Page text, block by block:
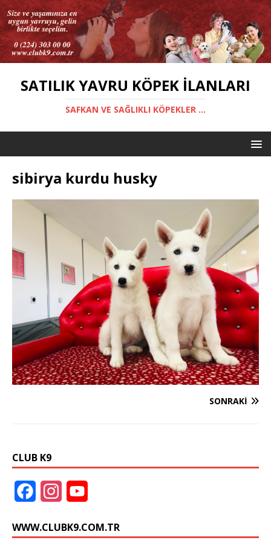
SATILIK YAVRU KÖPEK İLANLARI
SAFKAN VE SAĞLIKLI KÖPEKLER ...
sibirya kurdu husky
SONRAKI
CLUB K9
c
s
u
WWW.CLUBK9.COM.TR